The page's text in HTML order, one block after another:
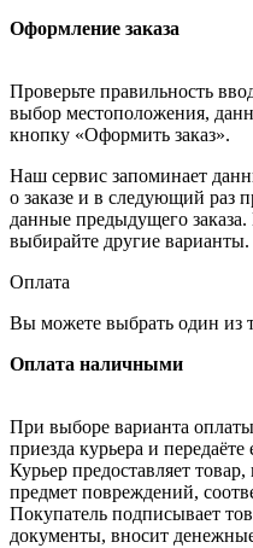
Оформление заказа
Проверьте правильность
выбор местоположения,
кнопку «Оформить заказ».
Наш сервис запоминает
о заказе и в следующий раз
данные предыдущего
выбирайте другие варианты.
Оплата
Вы можете выбрать один из
Оплата наличными
При выборе варианта
приезда курьера и
Курьер предоставляет
предмет повреждений,
Покупатель подписывает
документы, вносит